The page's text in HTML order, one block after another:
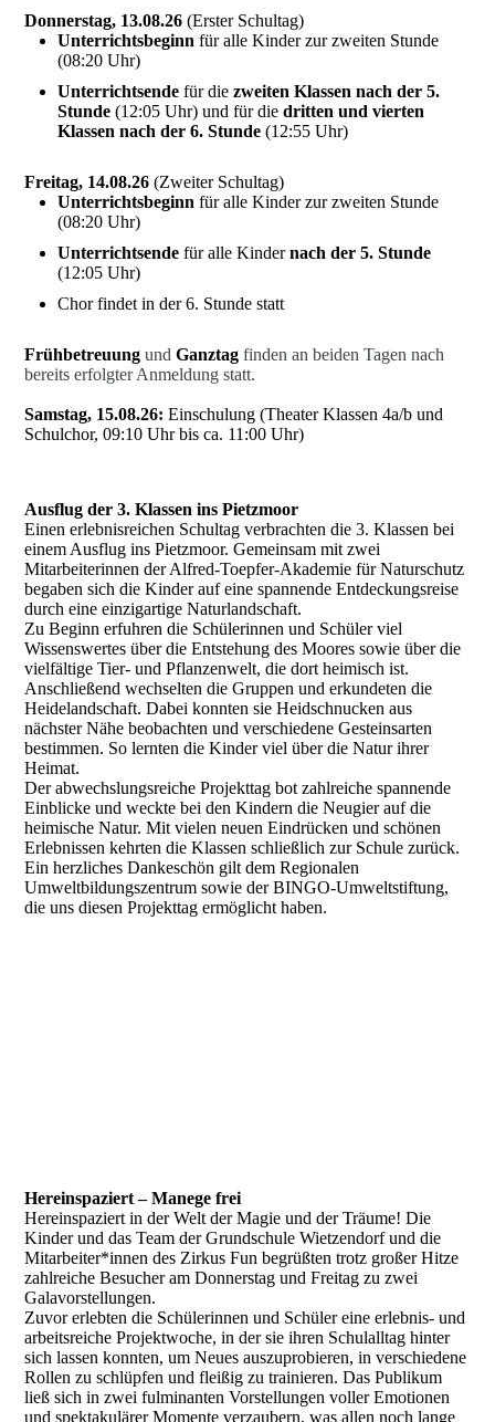
Donnerstag, 13.08.26 (Erster Schultag)
Unterrichtsbeginn für alle Kinder zur zweiten Stunde
(08:20 Uhr)
Unterrichtsende für diezweiten Klassen nach der 5.
Stunde (12:05 Uhr) und für diedritten und vierten
Klassen nach der 6. Stunde (12:55 Uhr)
Freitag, 14.08.26 (Zweiter Schultag)
Unterrichtsbeginn für alle Kinder zur zweiten Stunde
(08:20 Uhr)
Unterrichtsende für alle Kindernach der 5. Stunde
(12:05 Uhr)
Chor findet in der 6. Stunde statt
Frühbetreuung undGanztag finden an beiden Tagen nach
bereits erfolgter Anmeldung statt.
Samstag, 15.08.26: Einschulung (Theater Klassen 4a/b und
Schulchor, 09:10 Uhr bis ca. 11:00 Uhr)
Ausflug der 3. Klassen ins Pietzmoor
Einen erlebnisreichen Schultag verbrachten die 3. Klassen bei
einem Ausflug ins Pietzmoor. Gemeinsam mit zwei
Mitarbeiterinnen der Alfred-Toepfer-Akademie für Naturschutz
begaben sich die Kinder auf eine spannende Entdeckungsreise
durch eine einzigartige Naturlandschaft.
Zu Beginn erfuhren die Schülerinnen und Schüler viel
Wissenswertes über die Entstehung des Moores sowie über die
vielfältige Tier- und Pflanzenwelt, die dort heimisch ist.
Anschließend wechselten die Gruppen und erkundeten die
Heidelandschaft. Dabei konnten sie Heidschnucken aus
nächster Nähe beobachten und verschiedene Gesteinsarten
bestimmen. So lernten die Kinder viel über die Natur ihrer
Heimat.
Der abwechslungsreiche Projekttag bot zahlreiche spannende
Einblicke und weckte bei den Kindern die Neugier auf die
heimische Natur. Mit vielen neuen Eindrücken und schönen
Erlebnissen kehrten die Klassen schließlich zur Schule zurück.
Ein herzliches Dankeschön gilt dem Regionalen
Umweltbildungszentrum sowie der BINGO-Umweltstiftung,
die uns diesen Projekttag ermöglicht haben.
Hereinspaziert – Manege frei
Hereinspaziert in der Welt der Magie und der Träume! Die
Kinder und das Team der Grundschule Wietzendorf und die
Mitarbeiter*innen des Zirkus Fun begrüßten trotz großer Hitze
zahlreiche Besucher am Donnerstag und Freitag zu zwei
Galavorstellungen.
Zuvor erlebten die Schülerinnen und Schüler eine erlebnis- und
arbeitsreiche Projektwoche, in der sie ihren Schulalltag hinter
sich lassen konnten, um Neues auszuprobieren, in verschiedene
Rollen zu schlüpfen und fleißig zu trainieren. Das Publikum
ließ sich in zwei fulminanten Vorstellungen voller Emotionen
und spektakulärer Momente verzaubern, was allen noch lange